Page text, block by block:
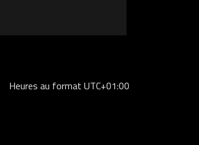
Heures au formatUTC+01:00